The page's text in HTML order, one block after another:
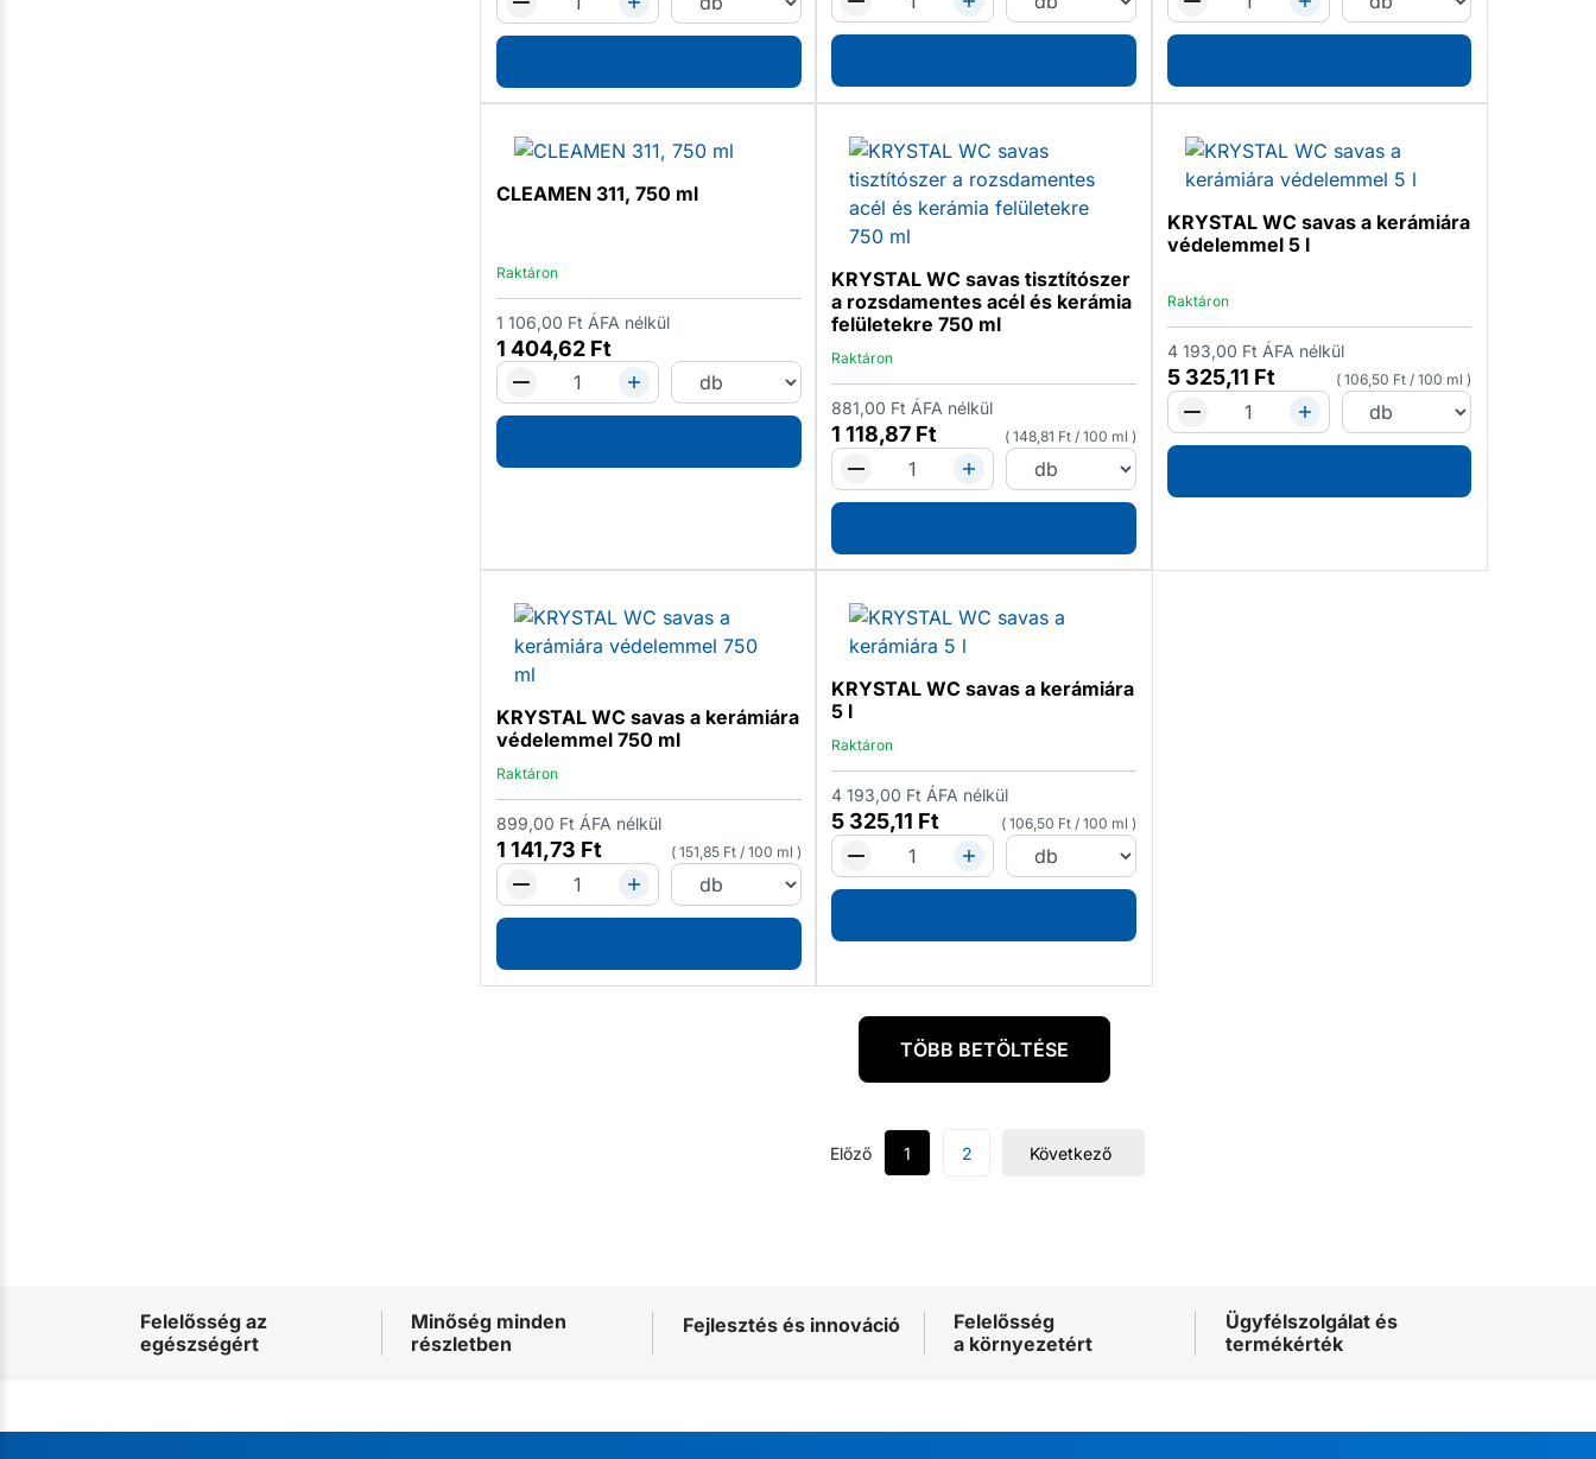
CLEAMEN 311, 750 ml
Raktáron
1 404,62 Ft
1 106,00 Ft ÁFA nélkül
KRYSTAL WC savas tisztítószer
a rozsdamentes acél és kerámia
felületekre 750 ml
Raktáron
1 118,87 Ft
881,00 Ft ÁFA nélkül
148,81 Ft/ 100 ml
KRYSTAL WC savas a kerámiára
védelemmel 5 l
Raktáron
5 325,11 Ft
4 193,00 Ft ÁFA nélkül
106,50 Ft /100 ml
KRYSTAL WC savas a kerámiára
védelemmel 750 ml
Raktáron
1 141,73 Ft
899,00 Ft ÁFA nélkül
151,85 Ft/ 100 ml
KRYSTAL WC savas a kerámiára
5 l
Raktáron
5 325,11 Ft
4 193,00 Ft ÁFA nélkül
106,50 Ft/ 100 ml
TÖBB BETÖLTÉSE
Előző 1 2 Következő
Felelősség az
egészségért
Minőség minden
részletben
Fejlesztés és innováció
Felelősség
a környezetért
Ügyfélszolgálat és
termékérték